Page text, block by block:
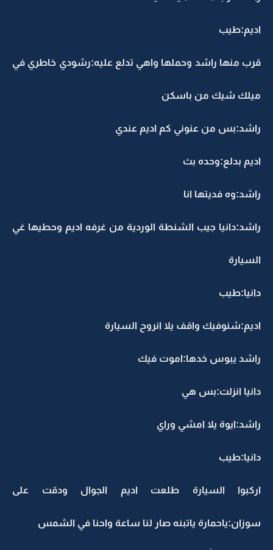
اديم:طيب
قرب منها راشد وحملها واهي تدلع عليه:رشودي خاطري في
ميلك شيك من باسكن
راشد:بس من عنوني كم اديم عندي
اديم بدلع:وحده بث
راشد:وه فديتها انا
راشد:دانيا جيب الشنطة الوردية من غرفه اديم وحطيها غي
السيارة
دانيا:طيب
اديم:شنوفيك واقف يلا انروح السيارة
راشد يبوس خدها:اموت فيك
دانيا انزلت:بس هي
راشد:ايوة يلا امشي وراي
دانيا:طيب
اركبوا السيارة طلعت اديم الجوال ودقت على
سوزان:ياحمارة ياتبنه صار لنا ساعة واحنا في الشمس